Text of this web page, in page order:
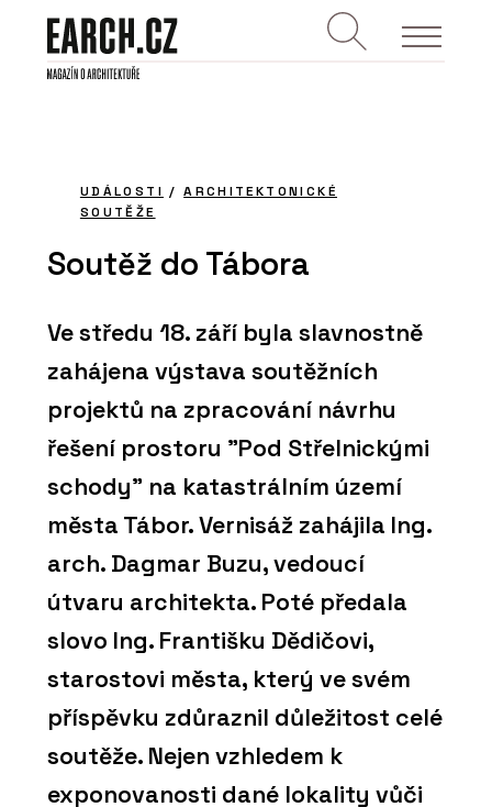
UDÁLOSTI /ARCHITEKTONICKÉ
SOUTĚŽE
Soutěž do Tábora
Ve středu 18. září byla slavnostně
zahájena výstava soutěžních
projektů na zpracování návrhu
řešení prostoru "Pod Střelnickými
schody" na katastrálním území
města Tábor. Vernisáž zahájila Ing.
arch. Dagmar Buzu, vedoucí
útvaru architekta. Poté předala
slovo Ing. Františku Dědičovi,
starostovi města, který ve svém
příspěvku zdůraznil důležitost celé
soutěže. Nejen vzhledem k
exponovanosti dané lokality vůči